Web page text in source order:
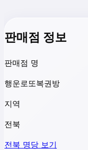
판매점 정보
판매점 명
행운로또복권방
지역
전북
전북 명당 보기